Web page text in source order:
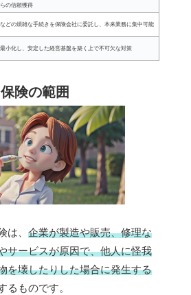
の信頼獲得
どの煩雑な手続きを保険会社に委託し、本来業務に集中可能
最小化し、安定した経営基盤を築く上で不可欠な対策
保険の範囲
は、 企業が製造や販売、修理な
サービスが原因で、他人に怪我
を壊したりした場合に発生する
るものです。